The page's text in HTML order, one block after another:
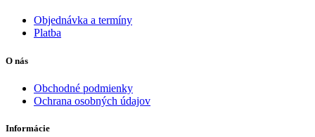
Objednávka a termíny
Platba
O nás
Obchodné podmienky
Ochrana osobných údajov
Informácie